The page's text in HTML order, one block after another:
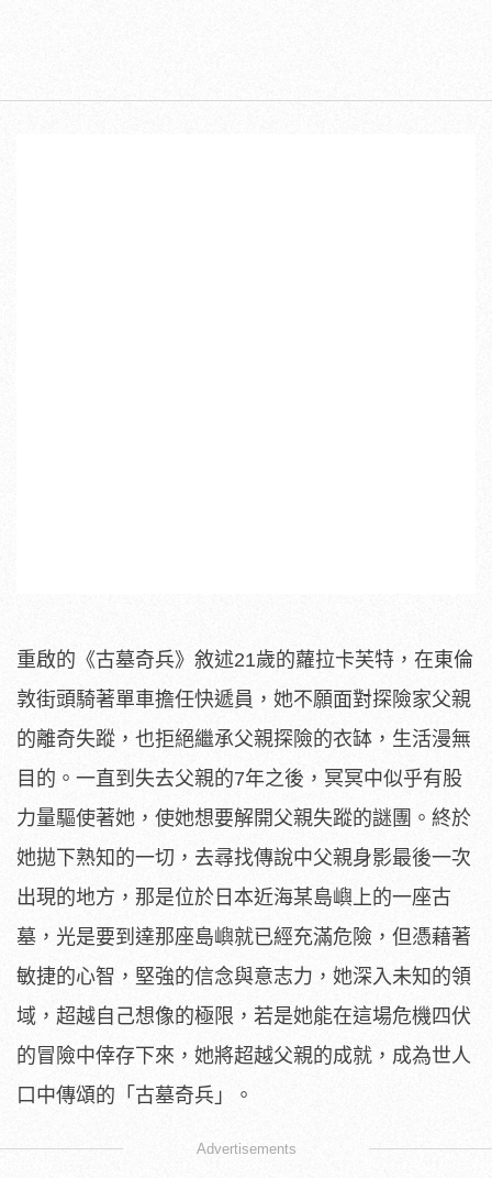
重啟的《古墓奇兵》敘述21歲的蘿拉卡芙特，在東倫
敦街頭騎著單車擔任快遞員，她不願面對探險家父親
的離奇失蹤，也拒絕繼承父親探險的衣缽，生活漫無
目的。一直到失去父親的7年之後，冥冥中似乎有股
力量驅使著她，使她想要解開父親失蹤的謎團。終於
她拋下熟知的一切，去尋找傳說中父親身影最後一次
出現的地方，那是位於日本近海某島嶼上的一座古
墓，光是要到達那座島嶼就已經充滿危險，但憑藉著
敏捷的心智，堅強的信念與意志力，她深入未知的領
域，超越自己想像的極限，若是她能在這場危機四伏
的冒險中倖存下來，她將超越父親的成就，成為世人
口中傳頌的「古墓奇兵」。
Advertisements